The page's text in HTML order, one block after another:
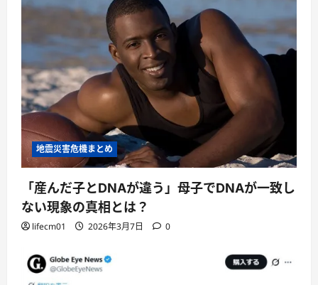
地震災害危機まとめ
「産んだ子とDNAが違う」母子でDNAが一致し
ない現象の真相とは？
lifecm01 2026年3月7日 0